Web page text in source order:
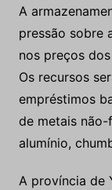
A
pressão sobre
nos preços
Os recursos
empréstimos
de metais
alumínio,
A província de